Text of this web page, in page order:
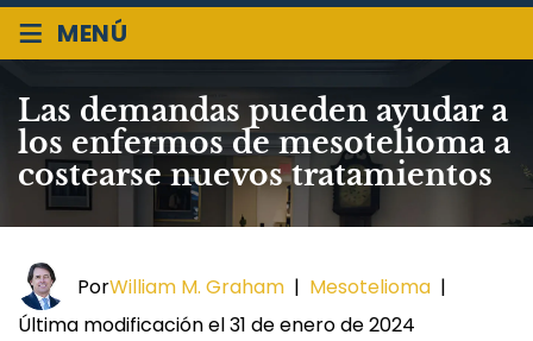
≡ MENÚ
Las demandas pueden ayudar a
los enfermos de mesotelioma a
costearse nuevos tratamientos
PorWilliam M. Graham | Mesotelioma |
Última modificación el 31 de enero de 2024